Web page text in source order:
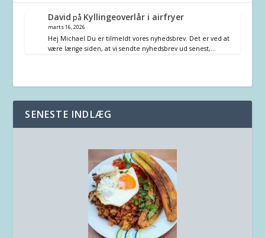
David på Kyllingeoverlår i airfryer
marts 16, 2026
Hej Michael Du er tilmeldt vores nyhedsbrev. Det er ved at
være længe siden, at vi sendte nyhedsbrev ud senest,…
SENESTE INDLÆG